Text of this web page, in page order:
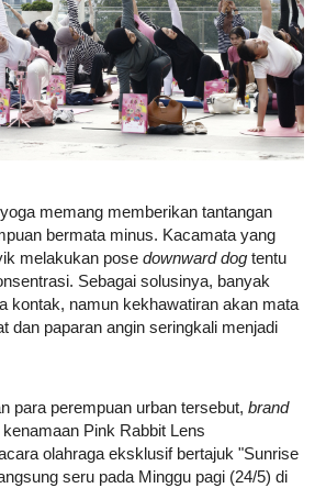
memang memberikan tantangan
bermata minus. Kacamata yang
melakukan pose downward dog tentu
Sebagai solusinya, banyak
kontak, namun kekhawatiran akan mata
dan paparan angin seringkali menjadi
para perempuan urban tersebut, brand
Pink Rabbit Lens
olahraga eksklusif bertajuk "Sunrise
seru pada Minggu pagi (24/5) di